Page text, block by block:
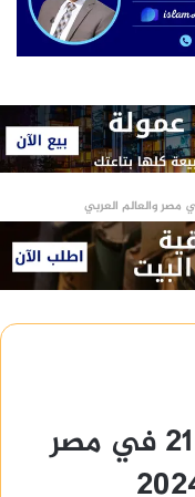
مصر والعالم العربي
سعر جرام الذهب عيار 21 في مصر